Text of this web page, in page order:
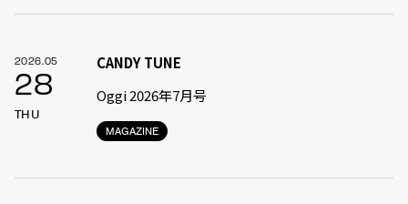
2026.05
28
THU
MAGAZINE
CANDY TUNE
Oggi 2026年7月号